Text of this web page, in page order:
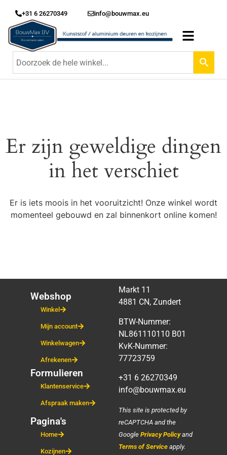
+31 6 26270349 info@bouwmax.eu
Er zijn geweldige dingen
in het verschiet
Er is iets moois in het vooruitzicht! Onze winkel wordt
momenteel gebouwd en zal binnenkort online komen!
Webshop
Winkel
Mijn account
Winkelwagen
Afrekenen
Formulieren
Klantenservice
Afspraak maken
Pagina's
Home
Kozijnen
Markt 11
4881 CN, Zundert
BTW-Nummer:
NL861110110 B01
KvK-Nummer:
77723759
+31 6 26270349
info@bouwmax.eu
This site is protected by
reCAPTCHA and the
Google Privacy Policyand
Terms of Service apply.